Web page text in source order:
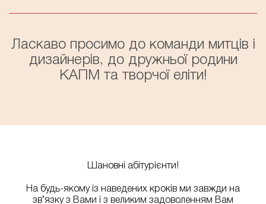
Ласкаво просимо до команди митців і
дизайнерів, до дружньої родини
КАПМ та творчої еліти!
Шановні абітурієнти!
На будь-якому із наведених кроків ми завжди на
зв’язку з Вами і з великим задоволенням Вам